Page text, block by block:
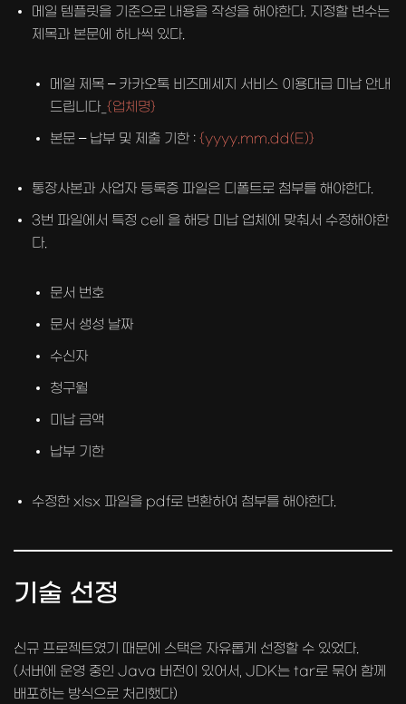
메일 템플릿을 기준으로 내용을 작성을 해야한다. 지정할 변수는
제목과 본문에 하나씩 있다.
메일 제목 – 카카오톡 비즈메세지 서비스 이용대급 미납 안내
드립니다_ {업체명}
본문 – 납부 및 제출 기한 : {yyyy.mm.dd(E)}
통장사본과 사업자 등록증 파일은 디폴트로 첨부를 해야한다.
3번 파일에서 특정 cell 을 해당 미납 업체에 맞춰서 수정해야한
다.
문서 번호
문서 생성 날짜
수신자
청구월
미납 금액
납부 기한
수정한 xlsx 파일을 pdf로 변환하여 첨부를 해야한다.
기술 선정
신규 프로젝트였기 때문에 스택은 자유롭게 선정할 수 있었다.
(서버에 운영 중인 Java 버전이 있어서, JDK는 tar로 묶어 함께
배포하는 방식으로 처리했다)